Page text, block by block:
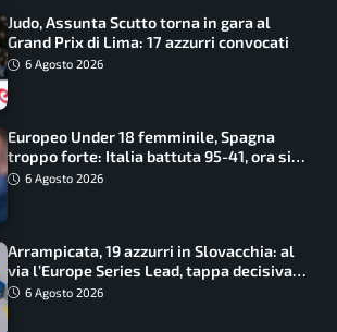
Judo, Assunta Scutto torna in gara al
Grand Prix di Lima: 17 azzurri convocati
6 Agosto 2026
Europeo Under 18 femminile, Spagna
troppo forte: Italia battuta 95-41, ora si
gioca il Mondiale
6 Agosto 2026
Arrampicata, 19 azzurri in Slovacchia: al
via l’Europe Series Lead, tappa decisiva
per la Speed
6 Agosto 2026